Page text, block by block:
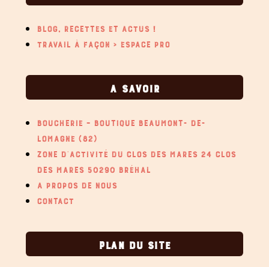
BLOG, RECETTES ET ACTUS !
TRAVAIL À FAÇON > ESPACE PRO
A SAVOIR
BOUCHERIE – BOUTIQUE BEAUMONT- DE-
LOMAGNE (82)
ZONE D’ACTIVITÉ DU CLOS DES MARES 24 CLOS
DES MARES 50290 BRÉHAL
A PROPOS DE NOUS
CONTACT
PLAN DU SITE